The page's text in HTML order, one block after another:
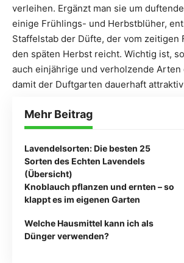
verleihen. Ergänzt man sie um
einige Frühlings- und Herbstblüher,
Staffelstab der Düfte, der vom zeitigen
den späten Herbst reicht. Wichtig ist,
auch einjährige und verholzende Arten
damit der Duftgarten dauerhaft
Mehr Beitrag
Lavendelsorten: Die besten 25
Sorten des Echten Lavendels
(Übersicht)
Knoblauch pflanzen und ernten – so
klappt es im eigenen Garten
Welche Hausmittel kann ich als
Dünger verwenden?